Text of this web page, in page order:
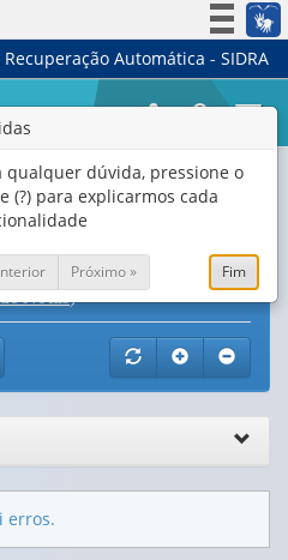
Simplifique!
Legislação
Canais
Automática - SIDRA
rendimento nominal mensal
de idade, com rendimento,
de percentual em ordem
Notas)
erros.
qualquer dúvida, pressione o
(?) para explicarmos cada
Próximo » Fim